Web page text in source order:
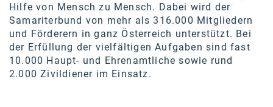
Hilfe von Mensch zu Mensch. Dabei wird der
Samariterbund von mehr als 316.000 Mitgliedern
und Förderern in ganz Österreich unterstützt. Bei
der Erfüllung der vielfältigen Aufgaben sind fast
10.000 Haupt- und Ehrenamtliche sowie rund
2.000 Zivildiener im Einsatz.